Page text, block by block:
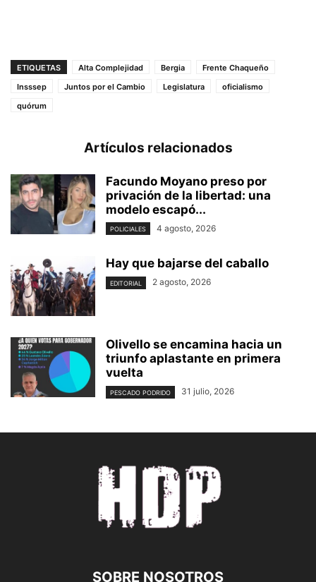
ETIQUETAS Alta Complejidad Bergia
Frente Chaqueño
Insssep
Juntos por el Cambio Legislatura
oficialismo
quórum
Artículos relacionados
Facundo Moyano preso por
privación de la libertad: una
modelo escapó...
POLICIALES 4 agosto, 2026
Hay que bajarse del caballo
EDITORIAL 2 agosto, 2026
Olivello se encamina hacia un
triunfo aplastante en primera
vuelta
PESCADO PODRIDO 31 julio, 2026
SOBRE NOSOTROS